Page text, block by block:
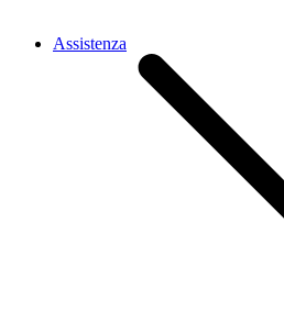
Assistenza